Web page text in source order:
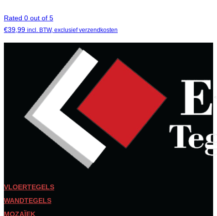
Rated 0 out of 5
€39,99 incl. BTW, exclusief verzendkosten
VLOERTEGELS
WANDTEGELS
MOZAÏEK